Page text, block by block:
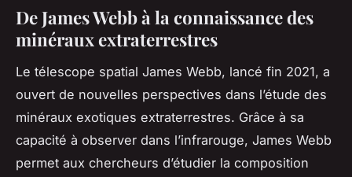
De James Webb à la connaissance des
minéraux extraterrestres
Le télescope spatial James Webb, lancé fin 2021, a
ouvert de nouvelles perspectives dans l’étude des
minéraux exotiques extraterrestres. Grâce à sa
capacité à observer dans l’infrarouge, James Webb
permet aux chercheurs d’étudier la composition